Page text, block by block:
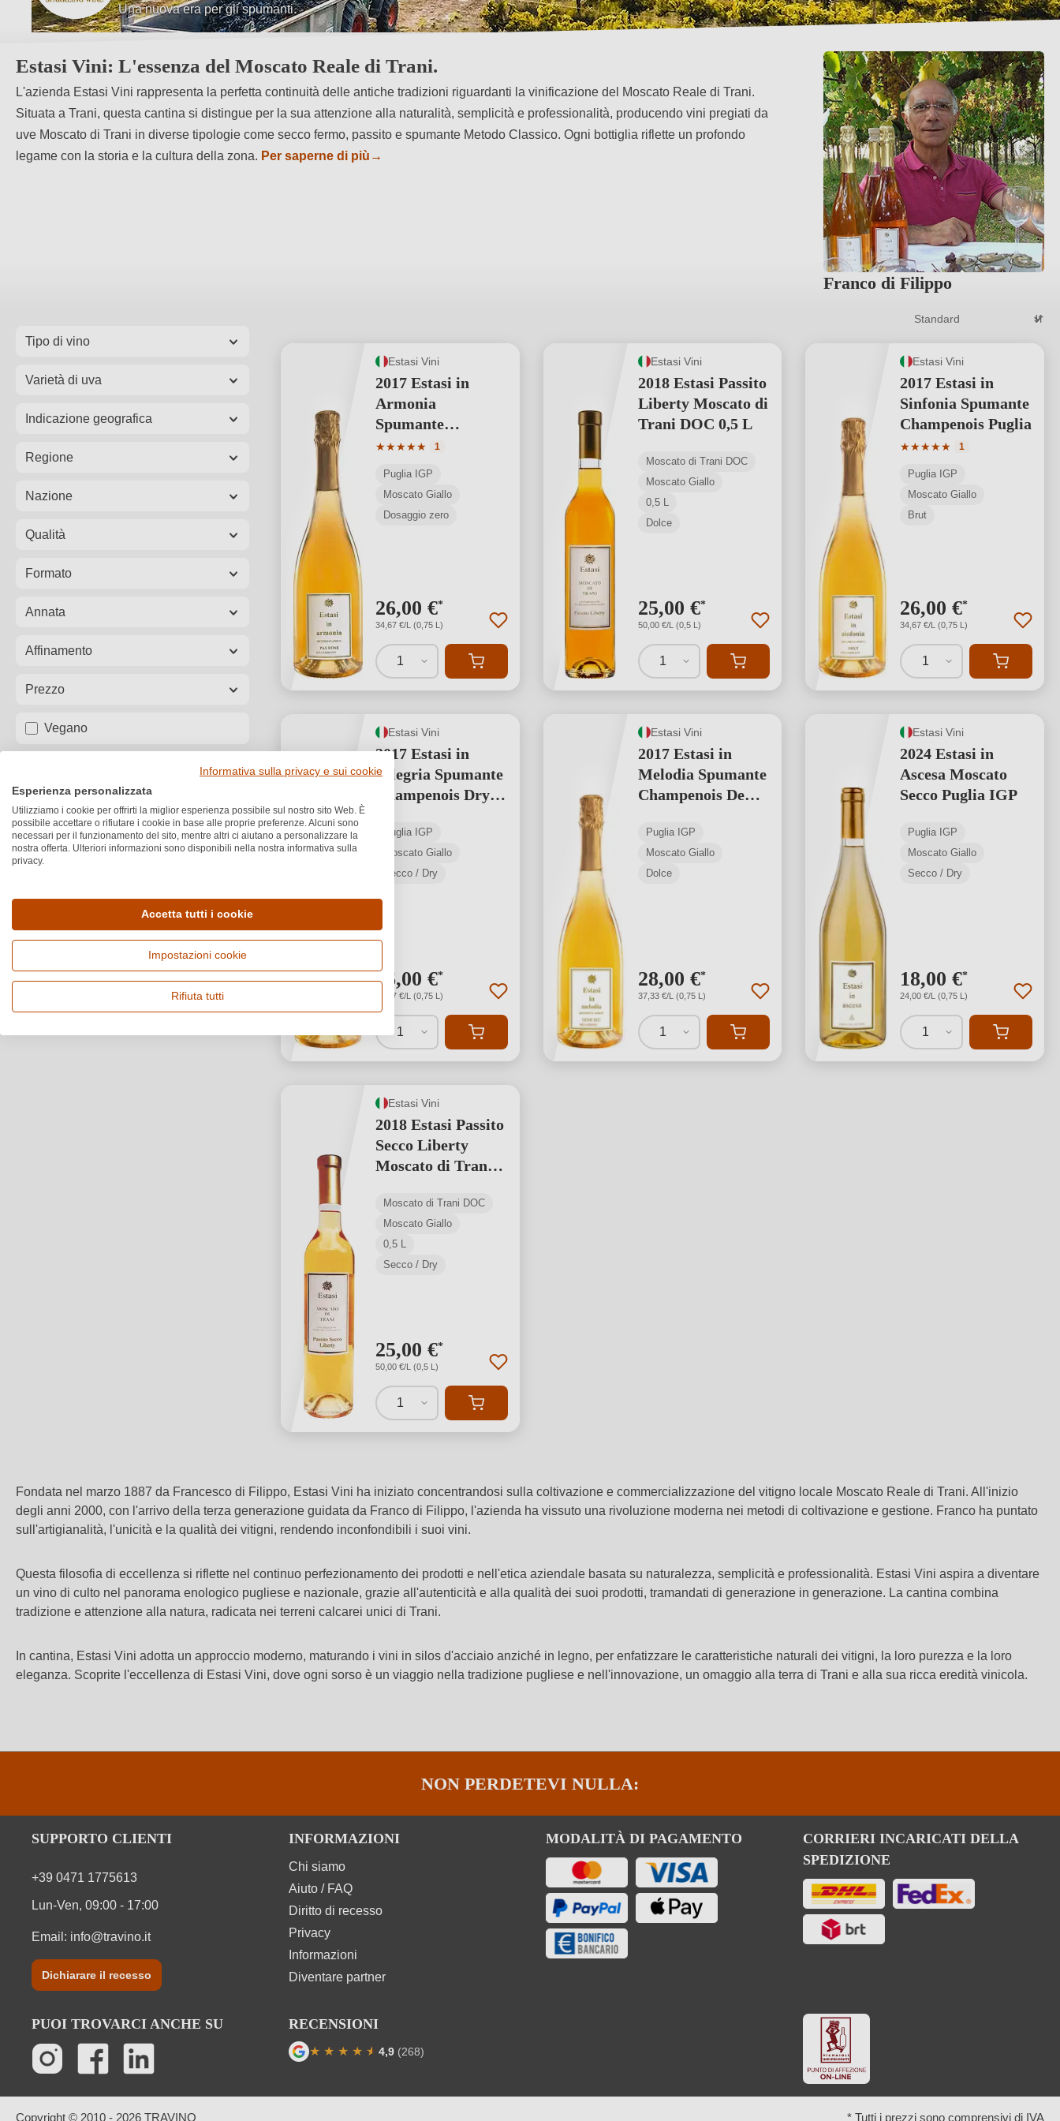
Una nuova era per gli spumanti.
L'eleganza del Moscato di Trani.
Estasi Vini: L'essenza del Moscato Reale di Trani.
L'azienda Estasi Vini rappresenta la perfetta continuità delle antiche tradizioni riguardanti la vinificazione del Moscato Reale di Trani.
Situata a Trani, questa cantina si distingue per la sua attenzione alla naturalità, semplicità e professionalità, producendo vini pregiati da
uve Moscato di Trani in diverse tipologie come secco fermo, passito e spumante Metodo Classico. Ogni bottiglia riflette un profondo
legame con la storia e la cultura della zona. Per saperne di più →
Franco di Filippo
Tipo di vino
Varietà di uva
Indicazione geografica
Regione
Nazione
Qualità
Formato
Annata
Affinamento
Prezzo
Vegano
Box
Estasi Vini
2017 Estasi in
Armonia
Spumante
Champenois Pas
★★★★★
Valutazione media di 5 su 5 stelle
1
Puglia IGP
Moscato Giallo
Dosaggio zero
26,00 €*
34,67 €/L (0,75 L)
1
Estasi Vini
2018 Estasi Passito
Liberty Moscato di
Trani DOC 0,5 L
Moscato di Trani DOC
Moscato Giallo
0,5 L
Dolce
25,00 €*
50,00 €/L (0,5 L)
1
Estasi Vini
2017 Estasi in
Sinfonia Spumante
Champenois Puglia
★★★★★
Valutazione media di 5 su 5
1
Puglia IGP
Moscato Giallo
Brut
26,00 €*
34,67 €/L (0,75 L)
1
Estasi Vini
2017 Estasi in
Allegria Spumante
Champenois Dry
Puglia IGP
Moscato Giallo
Secco / Dry
26,00 €*
34,67 €/L (0,75 L)
1
Estasi Vini
2017 Estasi in
Melodia Spumante
Champenois Demi
Puglia IGP
Moscato Giallo
Dolce
28,00 €*
37,33 €/L (0,75 L)
1
Estasi Vini
2024 Estasi in
Ascesa Moscato
Secco Puglia IGP
Puglia IGP
Moscato Giallo
Secco / Dry
18,00 €*
24,00 €/L (0,75 L)
1
Estasi Vini
2018 Estasi Passito
Secco Liberty
Moscato di Trani
Moscato di Trani DOC
Moscato Giallo
0,5 L
Secco / Dry
25,00 €*
50,00 €/L (0,5 L)
1
Fondata nel marzo 1887 da Francesco di Filippo, Estasi Vini ha iniziato concentrandosi sulla coltivazione e commercializzazione del vitigno locale Moscato Reale di Trani. All'inizio
degli anni 2000, con l'arrivo della terza generazione guidata da Franco di Filippo, l'azienda ha vissuto una rivoluzione moderna nei metodi di coltivazione e gestione. Franco ha puntato
sull'artigianalità, l'unicità e la qualità dei vitigni, rendendo inconfondibili i suoi vini.
Questa filosofia di eccellenza si riflette nel continuo perfezionamento dei prodotti e nell'etica aziendale basata su naturalezza, semplicità e professionalità. Estasi Vini aspira a diventare
un vino di culto nel panorama enologico pugliese e nazionale, grazie all'autenticità e alla qualità dei suoi prodotti, tramandati di generazione in generazione. La cantina combina
tradizione e attenzione alla natura, radicata nei terreni calcarei unici di Trani.
In cantina, Estasi Vini adotta un approccio moderno, maturando i vini in silos d'acciaio anziché in legno, per enfatizzare le caratteristiche naturali dei vitigni, la loro purezza e la loro
eleganza. Scoprite l'eccellenza di Estasi Vini, dove ogni sorso è un viaggio nella tradizione pugliese e nell'innovazione, un omaggio alla terra di Trani e alla sua ricca eredità vinicola.
NON PERDETEVI NULLA:
SUPPORTO CLIENTI
+39 0471 1775613
Lun-Ven, 09:00 - 17:00
Email: info@travino.it
Dichiarare il recesso
INFORMAZIONI
Chi siamo
Aiuto / FAQ
Diritto di recesso
Privacy
Informazioni
Diventare partner
MODALITÀ DI PAGAMENTO
CORRIERI INCARICATI DELLA
SPEDIZIONE
PUOI TROVARCI ANCHE SU RECENSIONI
★ ★ ★ ★ ★
★ 4,9 (268)
* Tutti i prezzi sono comprensivi di IVA
Copyright © 2010 - 2026 TRAVINO
Informativa sulla privacy e sui cookie
Esperienza personalizzata
Utilizziamo i cookie per offrirti la miglior esperienza possibile sul nostro sito Web. È
possibile accettare o rifiutare i cookie in base alle proprie preferenze. Alcuni sono
necessari per il funzionamento del sito, mentre altri ci aiutano a personalizzare la
nostra offerta. Ulteriori informazioni sono disponibili nella nostra informativa sulla
privacy.
Accetta tutti i cookie
Impostazioni cookie
Rifiuta tutti